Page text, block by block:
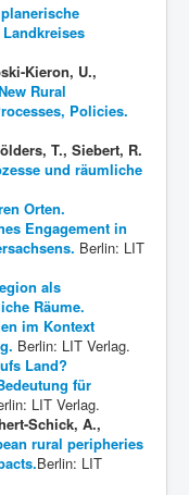
Kieron, U.,
Rural
Policies.
T., Siebert, R.
und räumliche
Orten.
Engagement in
Berlin: LIT
als
Räume.
im Kontext
Berlin: LIT Verlag.
Land?
für
LIT Verlag.
Schick, A.,
rural peripheries
Berlin: LIT